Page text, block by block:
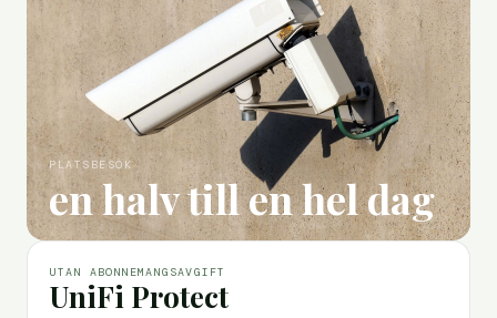
PLATSBESÖK
en halv till en hel dag
UTAN ABONNEMANGSAVGIFT
UniFi Protect